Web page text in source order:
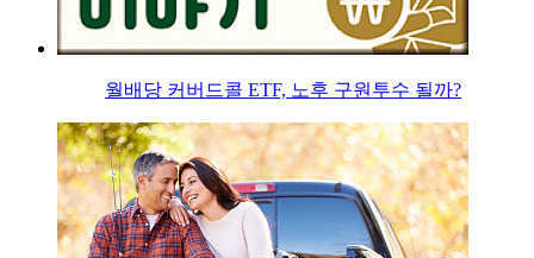
월배당 커버드콜 ETF, 노후 구원투수 될까?